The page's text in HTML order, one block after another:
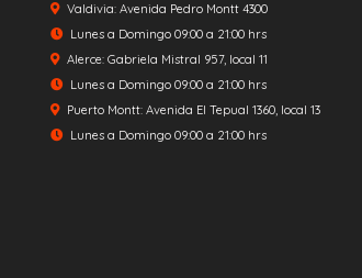
Valdivia: Avenida Pedro Montt 4300
Lunes a Domingo 09:00 a 21:00 hrs
Alerce: Gabriela Mistral 957, local 11
Lunes a Domingo 09:00 a 21:00 hrs
Puerto Montt: Avenida El Tepual 1360, local 13
Lunes a Domingo 09:00 a 21:00 hrs